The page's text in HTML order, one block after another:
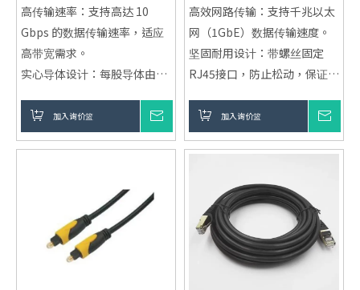
高传输速率：支持高达 10
Gbps 的数据传输速率，适应
高带宽需求。
实心导体设计：每股导体由单
适合长距离固定布线。
强效抗干扰：内建 FTP 屏蔽
符合 CAT6 标准：符合国际
CAT6 标准，提供更低的信号
延迟和高效的数据传输。
多种长度选择：提供多种长度
加入询价篮
高效网路传输：支持千兆以太
网（1GbE）数据传输速度。
坚固耐用设计：带螺丝固定
RJ45接口，防止松动，保证稳
动态应用适用：专为移动或频
繁弯曲的工业环境设计，适合
生产线、机器视觉系统、CNC
机床等。
加入询价篮